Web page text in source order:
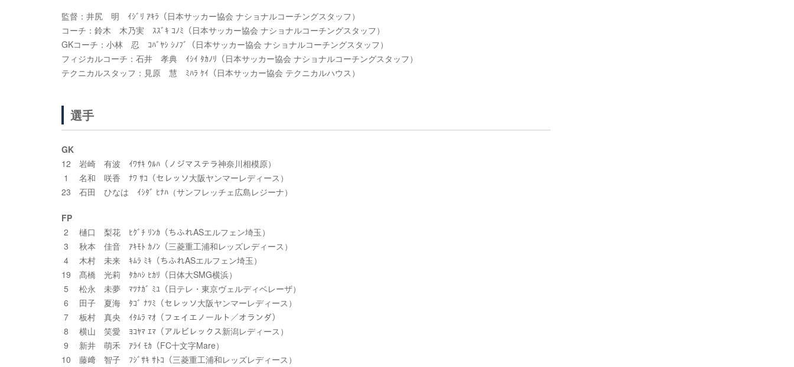
監督：井尻 明 ｲｼﾞﾘ ｱｷﾗ（日本サッカー協会 ナショナルコーチングスタッフ）
コーチ：鈴木 木乃実 ｽｽﾞｷ ｺﾉﾐ（日本サッカー協会 ナショナルコーチングスタッフ）
GKコーチ：小林 忍 ｺﾊﾞﾔｼ ｼﾉﾌﾞ（日本サッカー協会 ナショナルコーチングスタッフ）
フィジカルコーチ：石井 孝典 ｲｼｲ ﾀｶﾉﾘ（日本サッカー協会 ナショナルコーチングスタッフ）
テクニカルスタッフ：見原 慧 ﾐﾊﾗ ｹｲ（日本サッカー協会 テクニカルハウス）
選手
GK
12 岩崎 有波 ｲﾜｻｷ ｳﾙﾊ（ノジマステラ神奈川相模原）
1 名和 咲香 ﾅﾜ ｻｺ（セレッソ大阪ヤンマーレディース）
23 石田 ひなは ｲｼﾀﾞ ﾋﾅﾊ（サンフレッチェ広島レジーナ）
FP
2 樋口 梨花 ﾋｸﾞﾁ ﾘﾝｶ（ちふれASエルフェン埼玉）
3 秋本 佳音 ｱｷﾓﾄ ｶﾉﾝ（三菱重工浦和レッズレディース）
4 木村 未来 ｷﾑﾗ ﾐｷ（ちふれASエルフェン埼玉）
19 髙橋 光莉 ﾀｶﾊｼ ﾋｶﾘ（日体大SMG横浜）
5 松永 未夢 ﾏﾂﾅｶﾞ ﾐﾕ（日テレ・東京ヴェルディベレーザ）
6 田子 夏海 ﾀｺﾞ ﾅﾂﾐ（セレッソ大阪ヤンマーレディース）
7 板村 真央 ｲﾀﾑﾗ ﾏｵ（フェイエノールト／オランダ）
8 横山 笑愛 ﾖｺﾔﾏ ｴﾏ（アルビレックス新潟レディース）
9 新井 萌禾 ｱﾗｲ ﾓｶ（FC十文字Mare）
10 藤﨑 智子 ﾌｼﾞｻｷ ｻﾄｺ（三菱重工浦和レッズレディース）